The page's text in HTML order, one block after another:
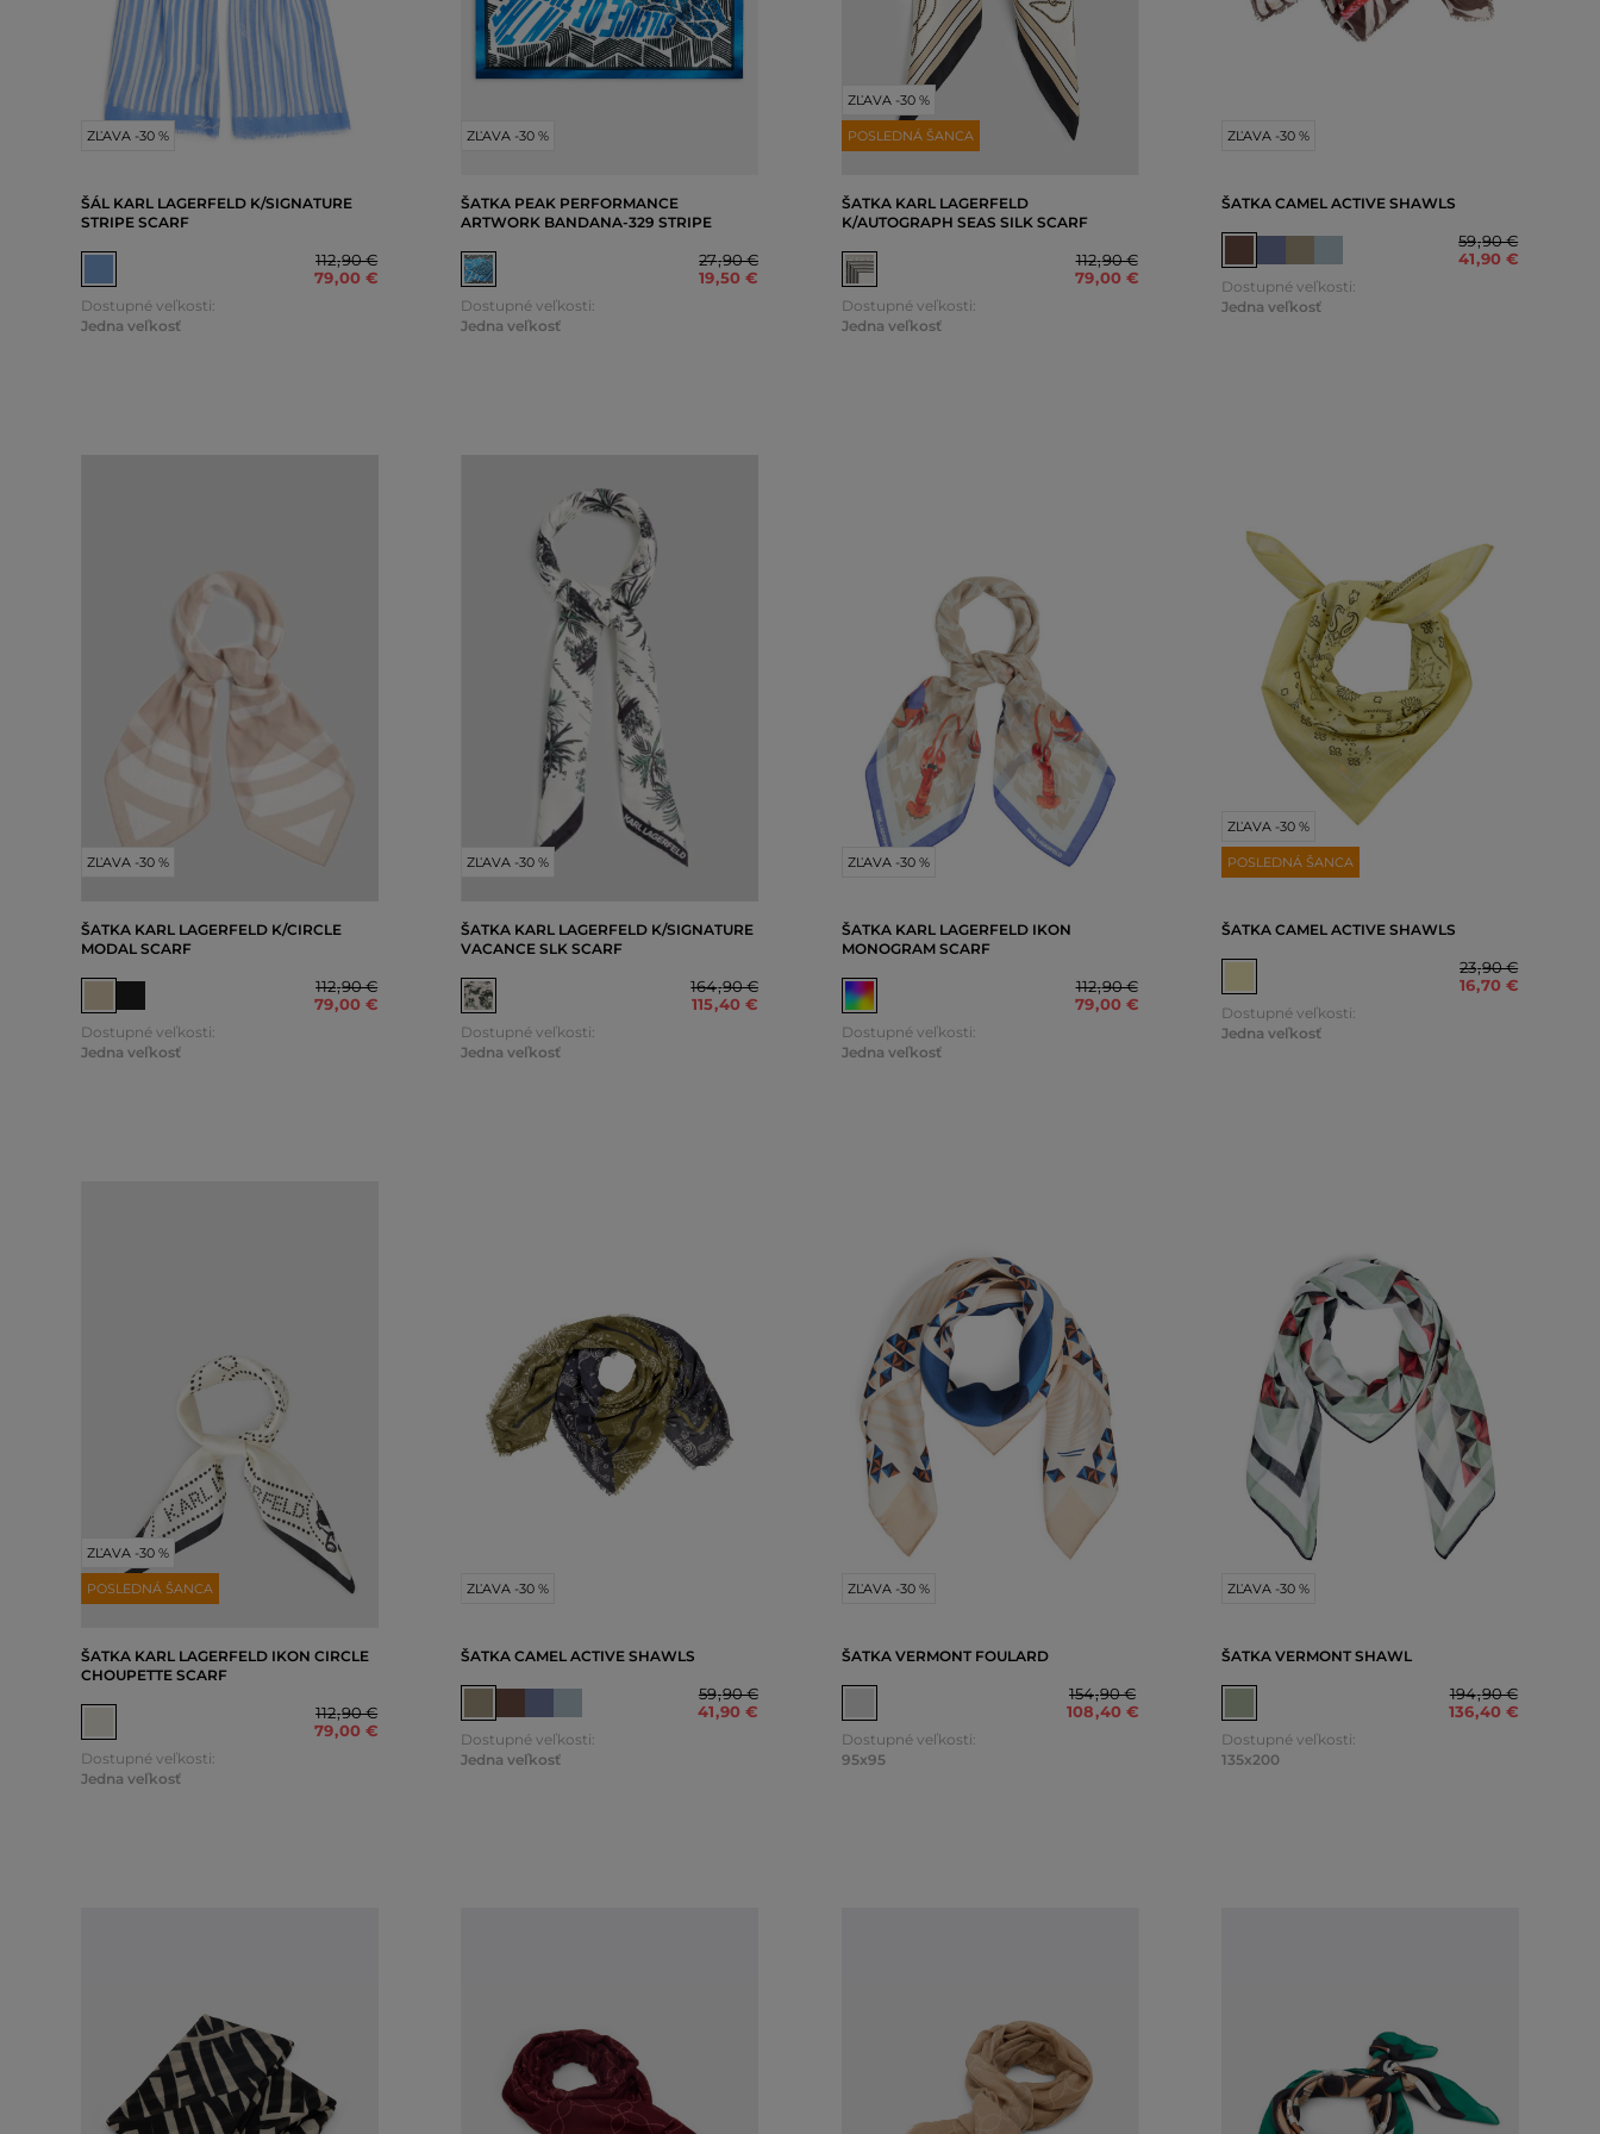
ZĽAVA -30 %
ŠÁL KARL LAGERFELD K/SIGNATURE
STRIPE SCARF
112,90 €
79,00 €
Dostupné veľkosti:
Jedna veľkosť
ZĽAVA -30 %
ŠATKA PEAK PERFORMANCE
ARTWORK BANDANA-329 STRIPE
27,90 €
19,50 €
Dostupné veľkosti:
Jedna veľkosť
ZĽAVA -30 %
POSLEDNÁ ŠANCA
ŠATKA KARL LAGERFELD
K/AUTOGRAPH SEAS SILK SCARF
112,90 €
79,00 €
Dostupné veľkosti:
Jedna veľkosť
ZĽAVA -30 %
ŠATKA CAMEL ACTIVE SHAWLS
59,90 €
41,90 €
Dostupné veľkosti:
Jedna veľkosť
ZĽAVA -30 %
ŠATKA KARL LAGERFELD K/CIRCLE
MODAL SCARF
112,90 €
79,00 €
Dostupné veľkosti:
Jedna veľkosť
ZĽAVA -30 %
ŠATKA KARL LAGERFELD K/SIGNATURE
VACANCE SLK SCARF
164,90 €
115,40 €
Dostupné veľkosti:
Jedna veľkosť
ZĽAVA -30 %
ŠATKA KARL LAGERFELD IKON
MONOGRAM SCARF
112,90 €
79,00 €
Dostupné veľkosti:
Jedna veľkosť
ZĽAVA -30 %
POSLEDNÁ ŠANCA
ŠATKA CAMEL ACTIVE SHAWLS
23,90 €
16,70 €
Dostupné veľkosti:
Jedna veľkosť
ZĽAVA -30 %
POSLEDNÁ ŠANCA
ŠATKA KARL LAGERFELD IKON CIRCLE
CHOUPETTE SCARF
112,90 €
79,00 €
Dostupné veľkosti:
Jedna veľkosť
ZĽAVA -30 %
ŠATKA CAMEL ACTIVE SHAWLS
59,90 €
41,90 €
Dostupné veľkosti:
Jedna veľkosť
ZĽAVA -30 %
ŠATKA VERMONT FOULARD
154,90 €
108,40 €
Dostupné veľkosti:
95x95
ZĽAVA -30 %
ŠATKA VERMONT SHAWL
194,90 €
136,40 €
Dostupné veľkosti:
135x200